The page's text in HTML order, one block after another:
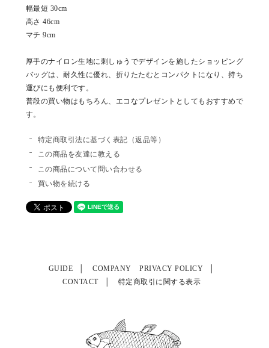
幅最短 30cm
高さ 46cm
マチ 9cm
厚手のナイロン生地に刺しゅうでデザインを施したショッピング
バッグは、耐久性に優れ、折りたたむとコンパクトになり、持ち
運びにも便利です。
普段の買い物はもちろん、エコなプレゼントとしてもおすすめで
す。
特定商取引法に基づく表記（返品等）
この商品を友達に教える
この商品について問い合わせる
買い物を続ける
GUIDE COMPANY
PRIVACY POLICY
CONTACT
特定商取引に関する表示